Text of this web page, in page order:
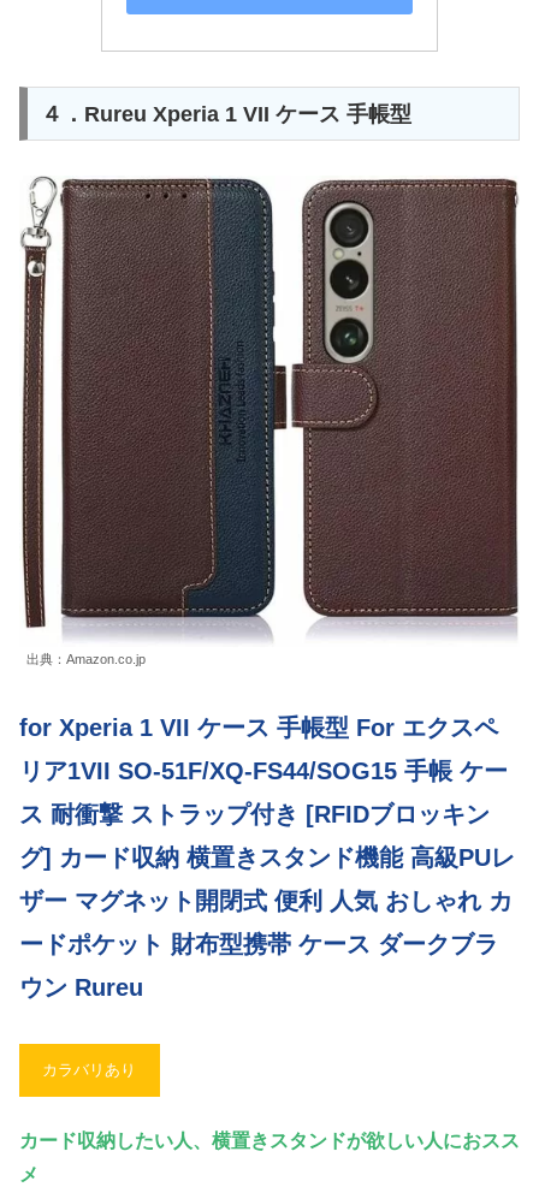
４．Rureu Xperia 1 VII ケース 手帳型
出典：Amazon.co.jp
for Xperia 1 VII ケース 手帳型 For エクスペ
リア1VII SO-51F/XQ-FS44/SOG15 手帳 ケー
ス 耐衝撃 ストラップ付き [RFIDブロッキン
グ] カード収納 横置きスタンド機能 高級PUレ
ザー マグネット開閉式 便利 人気 おしゃれ カ
ードポケット 財布型携帯 ケース ダークブラ
ウン Rureu
カラバリあり
カード収納したい人、横置きスタンドが欲しい人におスス
メ